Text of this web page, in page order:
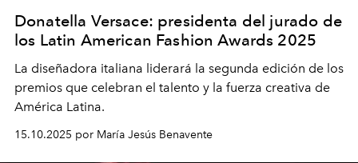
Donatella Versace: presidenta del jurado de
los Latin American Fashion Awards 2025
La diseñadora italiana liderará la segunda edición de los
premios que celebran el talento y la fuerza creativa de
América Latina.
15.10.2025 por María Jesús Benavente